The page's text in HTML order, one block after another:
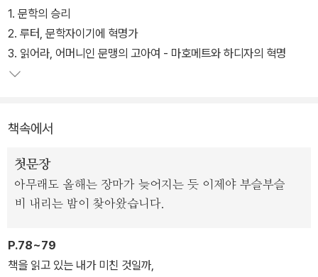
1. 문학의 승리
2. 루터, 문학자이기에 혁명가
3. 읽어라, 어머니인 문맹의 고아여 - 마호메트와 하디자의 혁명
책속에서
첫문장
아무래도 올해는 장마가 늦어지는 듯 이제야 부슬부슬
비 내리는 밤이 찾아왔습니다.
P.78~79
책을 읽고 있는 내가 미친 것일까,